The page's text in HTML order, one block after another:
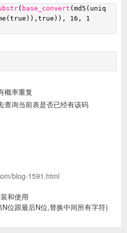
( base_convert (md5(uniq
16, 1
概率重复
查询当前表是否已经有该码
blog-1591.html
和使用
位跟最后N位,替换中间所有字符)